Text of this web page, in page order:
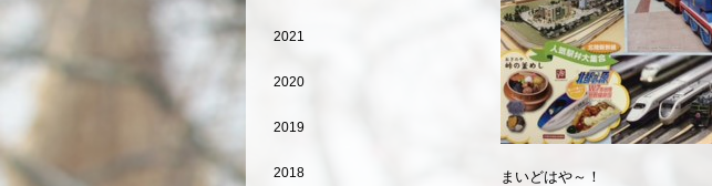
まいどはや～！
2021
2020
2019
2018